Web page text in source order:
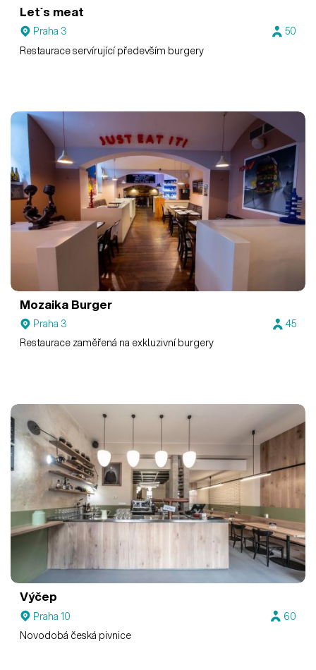
Let´s meat
Praha 3
50
Restaurace servírující především burgery
Mozaika Burger
Praha 3
45
Restaurace zaměřená na exkluzivní burgery
Výčep
Praha 10
60
Novodobá česká pivnice